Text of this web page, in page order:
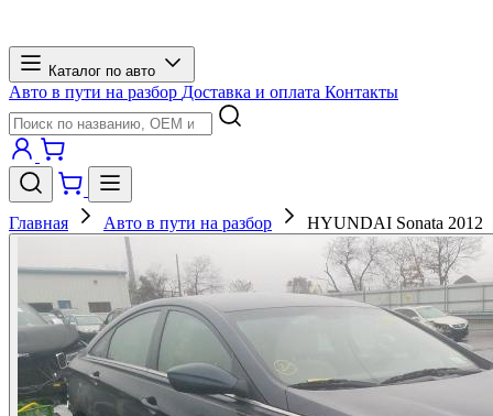
Каталог по авто
Авто в пути на разбор Доставка и оплата Контакты
Главная Авто в пути на разбор HYUNDAI Sonata 2012